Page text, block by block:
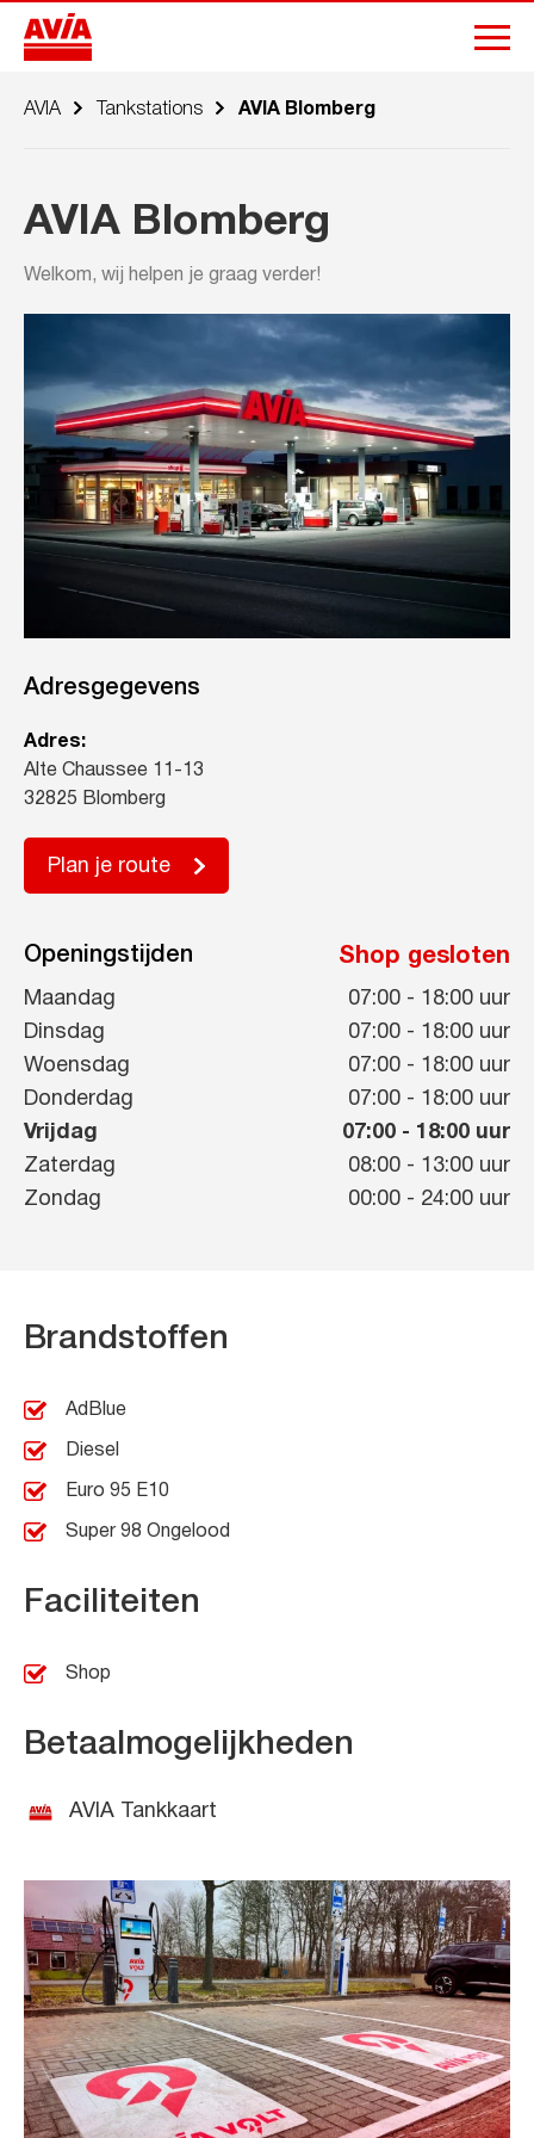
AVIA Tankstations AVIA Blomberg
AVIA Blomberg
Welkom, wij helpen je graag verder!
Adresgegevens
Adres:
Alte Chaussee 11-13
32825 Blomberg
Plan je route
Openingstijden Shop gesloten
Maandag 07:00 - 18:00 uur
Dinsdag
07:00 - 18:00 uur
Woensdag
07:00 - 18:00 uur
Donderdag
07:00 - 18:00 uur
Vrijdag
07:00 - 18:00 uur
Zaterdag
08:00 - 13:00 uur
Zondag
00:00 - 24:00 uur
Brandstoffen
AdBlue
Diesel
Euro 95 E10
Super 98 Ongelood
Faciliteiten
Shop
Betaalmogelijkheden
AVIA Tankkaart